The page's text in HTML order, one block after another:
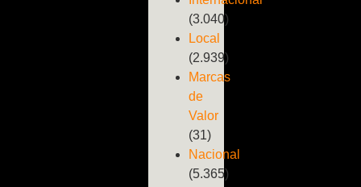
(3.040)
Local
(2.939)
Marcas
de
Valor
(31)
Nacional
(5.365)